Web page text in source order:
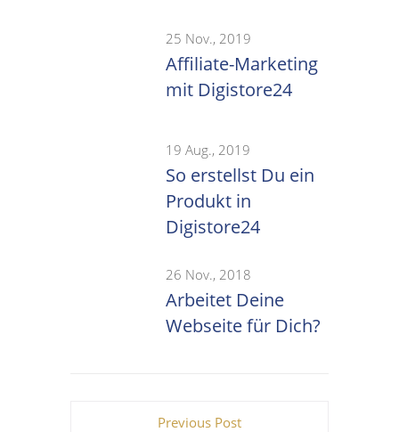
25 Nov., 2019
Affiliate-Marketing
mit Digistore24
19 Aug., 2019
So erstellst Du ein
Produkt in
Digistore24
26 Nov., 2018
Arbeitet Deine
Webseite für Dich?
Previous Post